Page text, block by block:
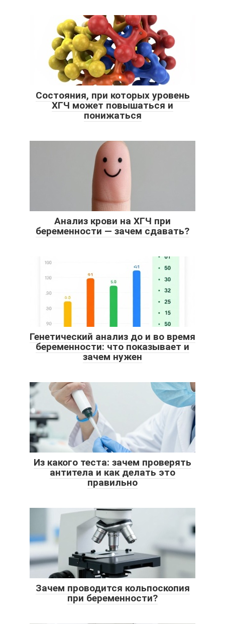
Состояния, при которых уровень
ХГЧ может повышаться и
понижаться
Анализ крови на ХГЧ при
беременности — зачем сдавать?
Генетический анализ до и во время
беременности: что показывает и
зачем нужен
Из какого теста: зачем проверять
антитела и как делать это
правильно
Зачем проводится кольпоскопия
при беременности?